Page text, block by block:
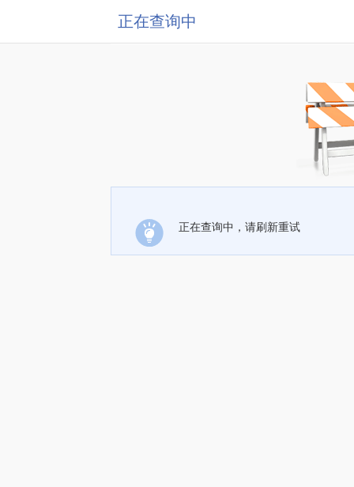
正在查询中
正在查询中，请刷新重试